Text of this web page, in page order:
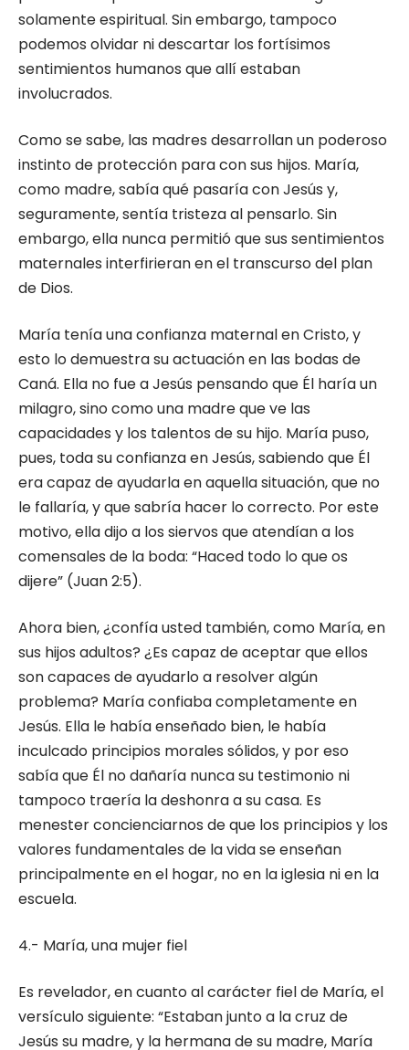
solamente espiritual. Sin embargo, tampoco
podemos olvidar ni descartar los fortísimos
sentimientos humanos que allí estaban
involucrados.
Como se sabe, las madres desarrollan un poderoso
instinto de protección para con sus hijos. María,
como madre, sabía qué pasaría con Jesús y,
seguramente, sentía tristeza al pensarlo. Sin
embargo, ella nunca permitió que sus sentimientos
maternales interfirieran en el transcurso del plan
de Dios.
María tenía una confianza maternal en Cristo, y
esto lo demuestra su actuación en las bodas de
Caná. Ella no fue a Jesús pensando que Él haría un
milagro, sino como una madre que ve las
capacidades y los talentos de su hijo. María puso,
pues, toda su confianza en Jesús, sabiendo que Él
era capaz de ayudarla en aquella situación, que no
le fallaría, y que sabría hacer lo correcto. Por este
motivo, ella dijo a los siervos que atendían a los
comensales de la boda: “Haced todo lo que os
dijere” (Juan 2:5).
Ahora bien, ¿confía usted también, como María, en
sus hijos adultos? ¿Es capaz de aceptar que ellos
son capaces de ayudarlo a resolver algún
problema? María confiaba completamente en
Jesús. Ella le había enseñado bien, le había
inculcado principios morales sólidos, y por eso
sabía que Él no dañaría nunca su testimonio ni
tampoco traería la deshonra a su casa. Es
menester concienciarnos de que los principios y los
valores fundamentales de la vida se enseñan
principalmente en el hogar, no en la iglesia ni en la
escuela.
4.- María, una mujer fiel
Es revelador, en cuanto al carácter fiel de María, el
versículo siguiente: “Estaban junto a la cruz de
Jesús su madre, y la hermana de su madre, María